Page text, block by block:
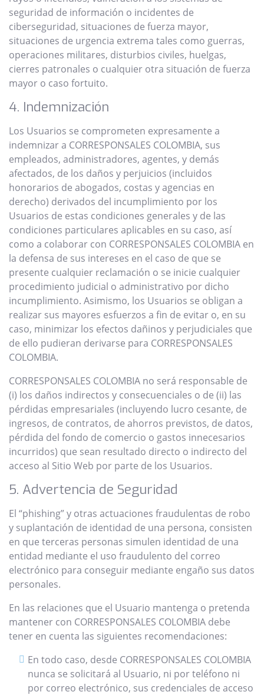
seguridad de información o incidentes de
ciberseguridad, situaciones de fuerza mayor,
situaciones de urgencia extrema tales como guerras,
operaciones militares, disturbios civiles, huelgas,
cierres patronales o cualquier otra situación de fuerza
mayor o caso fortuito.
4. Indemnización
Los Usuarios se comprometen expresamente a
indemnizar a CORRESPONSALES COLOMBIA, sus
empleados, administradores, agentes, y demás
afectados, de los daños y perjuicios (incluidos
honorarios de abogados, costas y agencias en
derecho) derivados del incumplimiento por los
Usuarios de estas condiciones generales y de las
condiciones particulares aplicables en su caso, así
como a colaborar con CORRESPONSALES COLOMBIA en
la defensa de sus intereses en el caso de que se
presente cualquier reclamación o se inicie cualquier
procedimiento judicial o administrativo por dicho
incumplimiento. Asimismo, los Usuarios se obligan a
realizar sus mayores esfuerzos a fin de evitar o, en su
caso, minimizar los efectos dañinos y perjudiciales que
de ello pudieran derivarse para CORRESPONSALES
COLOMBIA.
CORRESPONSALES COLOMBIA no será responsable de
(i) los daños indirectos y consecuenciales o de (ii) las
pérdidas empresariales (incluyendo lucro cesante, de
ingresos, de contratos, de ahorros previstos, de datos,
pérdida del fondo de comercio o gastos innecesarios
incurridos) que sean resultado directo o indirecto del
acceso al Sitio Web por parte de los Usuarios.
5. Advertencia de Seguridad
El “phishing” y otras actuaciones fraudulentas de robo
y suplantación de identidad de una persona, consisten
en que terceras personas simulen identidad de una
entidad mediante el uso fraudulento del correo
electrónico para conseguir mediante engaño sus datos
personales.
En las relaciones que el Usuario mantenga o pretenda
mantener con CORRESPONSALES COLOMBIA debe
tener en cuenta las siguientes recomendaciones:
En todo caso, desde CORRESPONSALES COLOMBIA
nunca se solicitará al Usuario, ni por teléfono ni
por correo electrónico, sus credenciales de acceso